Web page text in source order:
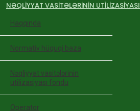
NƏQLIYYAT VASITƏLƏRININ UTILIZASIYASI
Haqqında
Normativ hüquqi baza
Nəqliyyat vasitələrinin
utilizasiyası fondu
Operator